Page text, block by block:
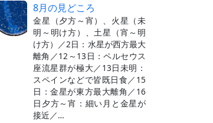
8月の見どころ
金星（夕方～宵）、火星（未
明～明け方）、土星（宵～明
け方）／2日：水星が西方最大
離角／12～13日：ペルセウス
座流星群が極大／13日未明：
スペインなどで皆既日食／15
日：金星が東方最大離角／16
日夕方～宵：細い月と金星が
接近／…